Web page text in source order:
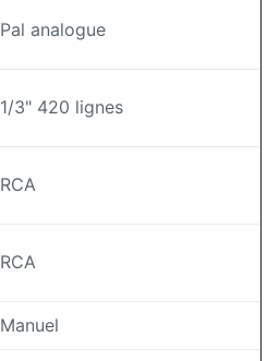
Pal analogue
1/3" 420 lignes
RCA
RCA
Manuel